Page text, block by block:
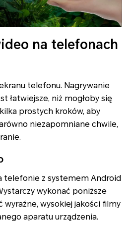
na telefonach
telefonu. Nagrywanie
łatwiejsze, niż mogłoby się
prostych kroków, aby
niezapomniane chwile,
telefonie z systemem Android
wykonać poniższe
wyraźne, wysokiej jakości filmy
aparatu urządzenia.